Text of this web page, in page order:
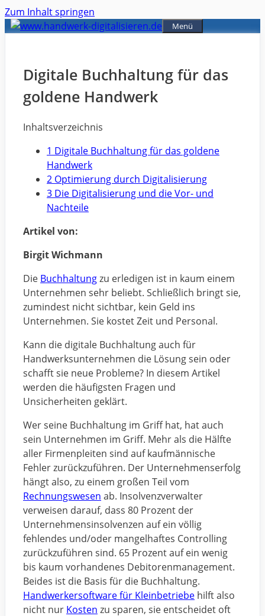
Zum Inhalt springen
Menü
Digitale Buchhaltung für das
goldene Handwerk
Inhaltsverzeichnis
1 Digitale Buchhaltung für das goldene
Handwerk
2 Optimierung durch Digitalisierung
3 Die Digitalisierung und die Vor- und
Nachteile
Artikel von:
Birgit Wichmann
Die Buchhaltungzu erledigen ist in kaum einem
Unternehmen sehr beliebt. Schließlich bringt sie,
zumindest nicht sichtbar, kein Geld ins
Unternehmen. Sie kostet Zeit und Personal.
Kann die digitale Buchhaltung auch für
Handwerksunternehmen die Lösung sein oder
schafft sie neue Probleme? In diesem Artikel
werden die häufigsten Fragen und
Unsicherheiten geklärt.
Wer seine Buchhaltung im Griff hat, hat auch
sein Unternehmen im Griff. Mehr als die Hälfte
aller Firmenpleiten sind auf kaufmännische
Fehler zurückzuführen. Der Unternehmenserfolg
hängt also, zu einem großen Teil vom
Rechnungswesen ab. Insolvenzverwalter
verweisen darauf, dass 80 Prozent der
Unternehmensinsolvenzen auf ein völlig
fehlendes und/oder mangelhaftes Controlling
zurückzuführen sind. 65 Prozent auf ein wenig
bis kaum vorhandenes Debitorenmanagement.
Beides ist die Basis für die Buchhaltung.
Handwerkersoftware für Kleinbetriebe hilft also
nicht nur Kosten zu sparen, sie entscheidet oft